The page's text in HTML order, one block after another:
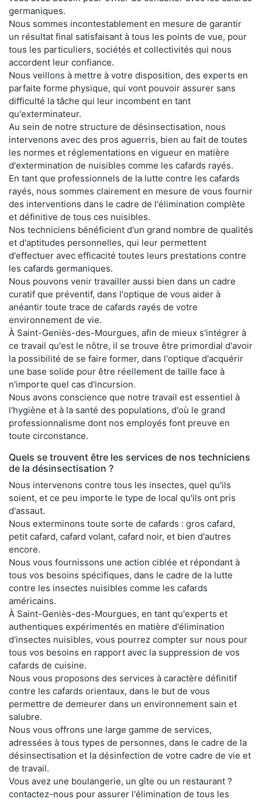
germaniques.
Nous sommes incontestablement en mesure de garantir
un résultat final satisfaisant à tous les points de vue, pour
tous les particuliers, sociétés et collectivités qui nous
accordent leur confiance.
Nous veillons à mettre à votre disposition, des experts en
parfaite forme physique, qui vont pouvoir assurer sans
difficulté la tâche qui leur incombent en tant
qu'exterminateur.
Au sein de notre structure de désinsectisation, nous
intervenons avec des pros aguerris, bien au fait de toutes
les normes et réglementations en vigueur en matière
d'extermination de nuisibles comme les cafards rayés.
En tant que professionnels de la lutte contre les cafards
rayés, nous sommes clairement en mesure de vous fournir
des interventions dans le cadre de l'élimination complète
et définitive de tous ces nuisibles.
Nos techniciens bénéficient d'un grand nombre de qualités
et d'aptitudes personnelles, qui leur permettent
d'effectuer avec efficacité toutes leurs prestations contre
les cafards germaniques.
Nous pouvons venir travailler aussi bien dans un cadre
curatif que préventif, dans l'optique de vous aider à
anéantir toute trace de cafards rayés de votre
environnement de vie.
À Saint-Geniès-des-Mourgues, afin de mieux s'intégrer à
ce travail qu'est le nôtre, il se trouve être primordial d'avoir
la possibilité de se faire former, dans l'optique d'acquérir
une base solide pour être réellement de taille face à
n'importe quel cas d'incursion.
Nous avons conscience que notre travail est essentiel à
l'hygiène et à la santé des populations, d'où le grand
professionnalisme dont nos employés font preuve en
toute circonstance.
Quels se trouvent être les services de nos techniciens
de la désinsectisation ?
Nous intervenons contre tous les insectes, quel qu'ils
soient, et ce peu importe le type de local qu'ils ont pris
d'assaut.
Nous exterminons toute sorte de cafards : gros cafard,
petit cafard, cafard volant, cafard noir, et bien d'autres
encore.
Nous vous fournissons une action ciblée et répondant à
tous vos besoins spécifiques, dans le cadre de la lutte
contre les insectes nuisibles comme les cafards
américains.
À Saint-Geniès-des-Mourgues, en tant qu'experts et
authentiques expérimentés en matière d'élimination
d'insectes nuisibles, vous pourrez compter sur nous pour
tous vos besoins en rapport avec la suppression de vos
cafards de cuisine.
Nous vous proposons des services à caractère définitif
contre les cafards orientaux, dans le but de vous
permettre de demeurer dans un environnement sain et
salubre.
Nous vous offrons une large gamme de services,
adressées à tous types de personnes, dans le cadre de la
désinsectisation et la désinfection de votre cadre de vie et
de travail.
Vous avez une boulangerie, un gîte ou un restaurant ?
contactez-nous pour assurer l'élimination de tous les